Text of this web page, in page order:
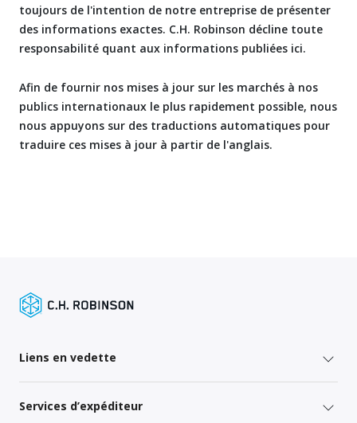
toujours de l'intention de notre entreprise de présenter
des informations exactes. C.H. Robinson décline toute
responsabilité quant aux informations publiées ici.
Afin de fournir nos mises à jour sur les marchés à nos
publics internationaux le plus rapidement possible, nous
nous appuyons sur des traductions automatiques pour
traduire ces mises à jour à partir de l'anglais.
Liens en vedette
Services d’expéditeur